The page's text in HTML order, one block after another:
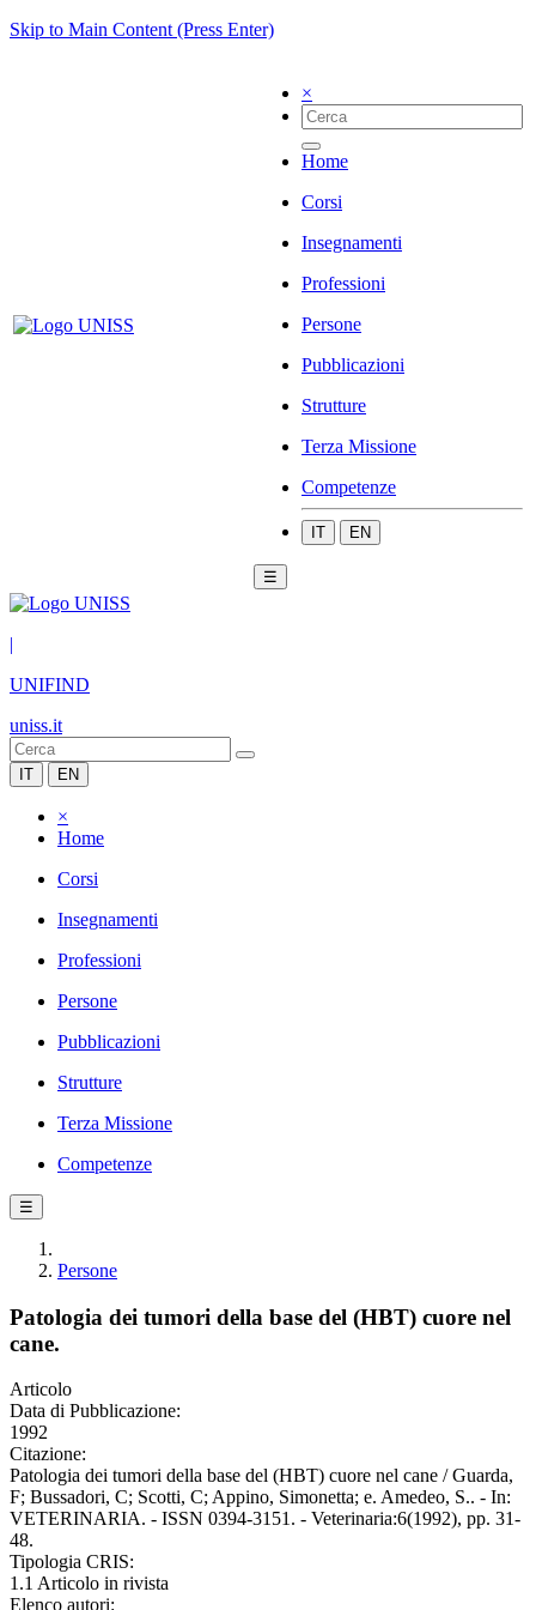
Skip to Main Content (Press Enter)
×
Home
Corsi
Insegnamenti
Professioni
Persone
Pubblicazioni
Strutture
Terza Missione
Competenze
IT EN
☰
|
UNIFIND
uniss.it
IT EN
×
Home
Corsi
Insegnamenti
Professioni
Persone
Pubblicazioni
Strutture
Terza Missione
Competenze
☰
Persone
Patologia dei tumori della base del (HBT) cuore nel
cane.
Articolo
Data di Pubblicazione:
1992
Citazione:
Patologia dei tumori della base del (HBT) cuore nel cane / Guarda,
F; Bussadori, C; Scotti, C; Appino, Simonetta; e. Amedeo, S.. - In:
VETERINARIA. - ISSN 0394-3151. - Veterinaria:6(1992), pp. 31-
48.
Tipologia CRIS:
1.1 Articolo in rivista
Elenco autori: